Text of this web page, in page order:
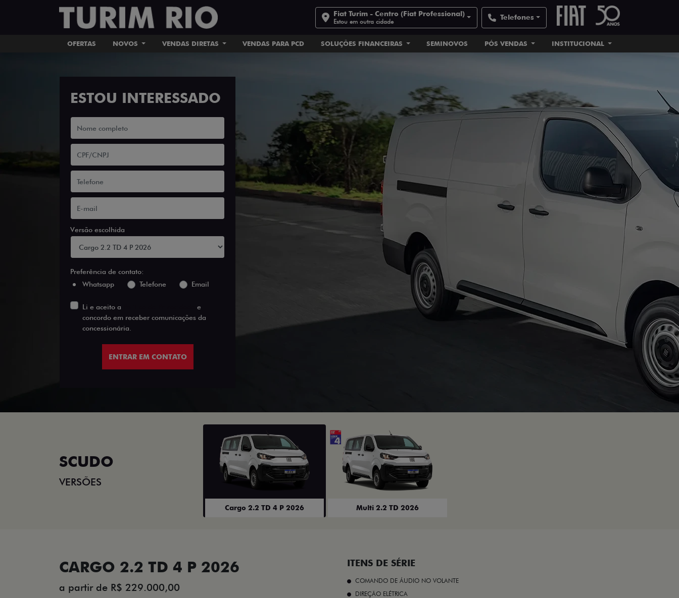
Fiat Turim - Centro (Fiat Professional)
Estou em outra cidade Telefones
OFERTAS NOVOS VENDAS DIRETAS VENDAS PARA PCD SOLUÇÕES FINANCEIRAS SEMINOVOS PÓS VENDAS INSTITUCIONAL
ESTOU INTERESSADO
Versão escolhida
Preferência de contato:
Whatsapp
Telefone Email
Li e aceito a
e
concordo em receber comunicações da
concessionária.
ENTRAR EM CONTATO
SCUDO
VERSÕES
Cargo 2.2 TD 4 P 2026 Multi 2.2 TD 2026
CARGO 2.2 TD 4 P 2026
a partir de R$ 229.000,00
ITENS DE SÉRIE
COMANDO DE ÁUDIO NO VOLANTE
DIREÇÃO ELÉTRICA